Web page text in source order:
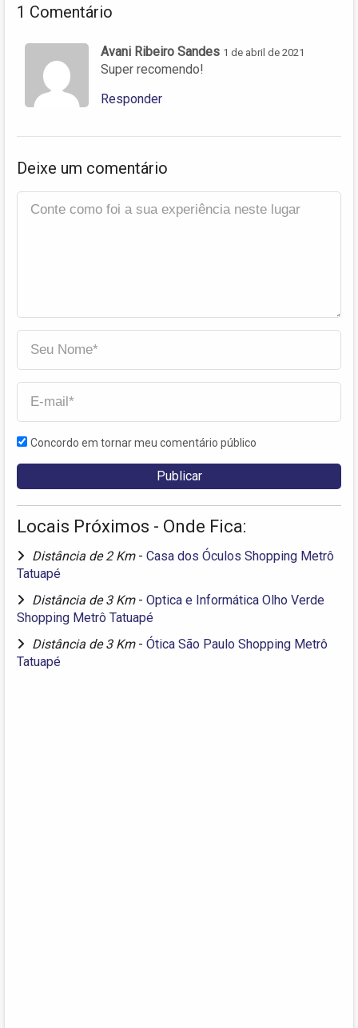
1 Comentário
Avani Ribeiro Sandes 1 de abril de 2021
Super recomendo!
Responder
Deixe um comentário
Concordo em tornar meu comentário público
Locais Próximos - Onde Fica:
Distância de 2 Km - Casa dos Óculos Shopping Metrô
Tatuapé
Distância de 3 Km - Optica e Informática Olho Verde
Shopping Metrô Tatuapé
Distância de 3 Km - Ótica São Paulo Shopping Metrô
Tatuapé